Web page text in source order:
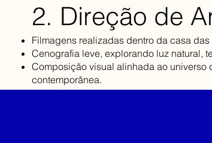
2. Direção de
Filmagens realizadas dentro da casa
Cenografia leve, explorando luz natural,
Composição visual alinhada ao universo
contemporânea.​